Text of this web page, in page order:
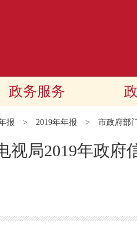
政务服务
报 > 2019年年报 > 市政府部
视局2019年政府